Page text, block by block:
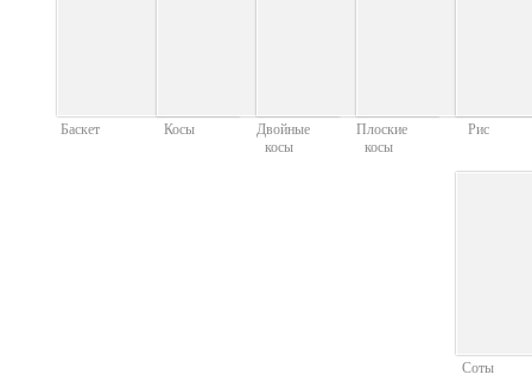
Баскет Косы
Двойные
косы
Плоские
косы
Рис
Соты